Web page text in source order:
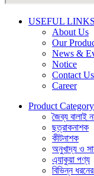
USEFUL LINKS
About Us
Our
News &
Notice
Contact Us
Career
Product Category
জৈব্য বালাই
ছত্রাকনাশক
কীটনাশক
অনুখাদ্য ও
এ্যাকুয়া পণ্য
বিভিন্ন